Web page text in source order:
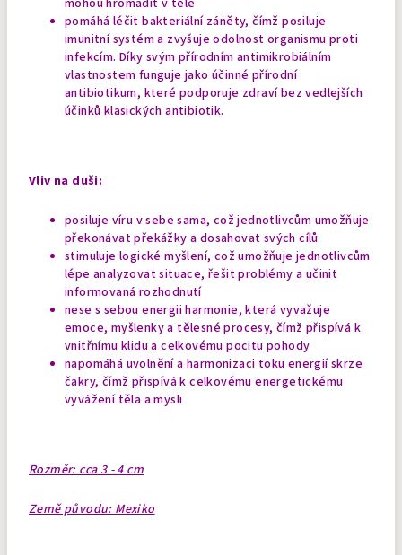
pomáhá léčit bakteriální záněty, čímž posiluje
imunitní systém a zvyšuje odolnost organismu proti
infekcím. Díky svým přírodním antimikrobiálním
vlastnostem funguje jako účinné přírodní
antibiotikum, které podporuje zdraví bez vedlejších
účinků klasických antibiotik.
Vliv na duši:
posiluje víru v sebe sama, což jednotlivcům umožňuje
překonávat překážky a dosahovat svých cílů
stimuluje logické myšlení, což umožňuje jednotlivcům
lépe analyzovat situace, řešit problémy a učinit
informovaná rozhodnutí
nese s sebou energii harmonie, která vyvažuje
emoce, myšlenky a tělesné procesy, čímž přispívá k
vnitřnímu klidu a celkovému pocitu pohody
napomáhá uvolnění a harmonizaci toku energií skrze
čakry, čímž přispívá k celkovému energetickému
vyvážení těla a mysli
Rozměr: cca 3 - 4 cm
Země původu: Mexiko